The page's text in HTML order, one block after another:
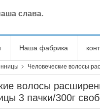
слава.
Наша фабрика
Человеческие волосы
волосы
3 пачки/300г